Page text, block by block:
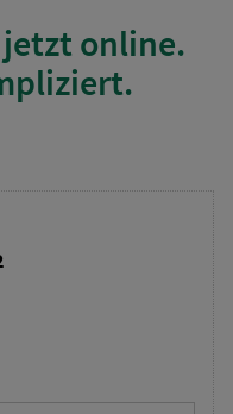
jetzt online.